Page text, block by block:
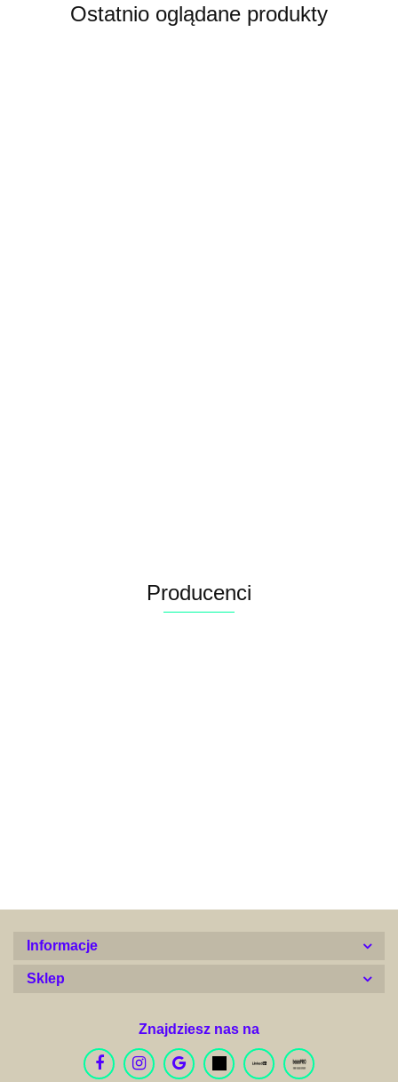
Ostatnio oglądane produkty
Producenci
Informacje
Sklep
Znajdziesz nas na